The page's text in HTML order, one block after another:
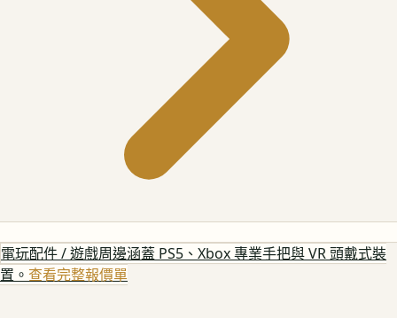
電玩配件 / 遊戲周邊涵蓋 PS5、Xbox 專業手把與 VR 頭戴式裝
置。 查看完整報價單